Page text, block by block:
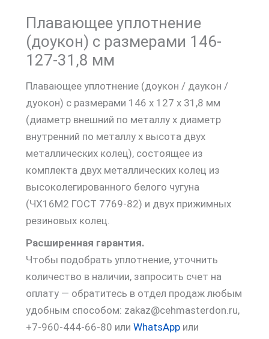
Плавающее уплотнение
(доукон) с размерами 146-
127-31,8 мм
Плавающее уплотнение (доукон / даукон /
дуокон) с размерами 146 х 127 х 31,8 мм
(диаметр внешний по металлу х диаметр
внутренний по металлу х высота двух
металлических колец), состоящее из
комплекта двух металлических колец из
высоколегированного белого чугуна
(ЧХ16М2 ГОСТ 7769-82) и двух прижимных
резиновых колец.
Расширенная гарантия.
Чтобы подобрать уплотнение, уточнить
количество в наличии, запросить счет на
оплату — обратитесь в отдел продаж любым
удобным способом: zakaz@cehmasterdon.ru,
+7-960-444-66-80 илиWhatsApp или